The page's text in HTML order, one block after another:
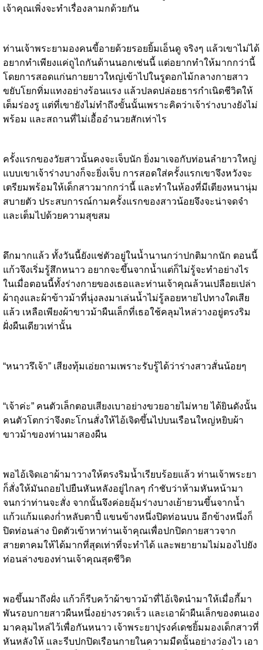
เจ้าคุณเพิ่งจะทำเรื่องลามกด้วยกัน
ท่านเจ้าพระยามองคนขี้อายด้วยรอยยิ้มเอ็นดู จริงๆ แล้วเขาไม่ได้
อยากทำเพียงแค่ถูไถกันด้านนอกเช่นนี้ แต่อยากทำให้มากกว่านี้
โดยการสอดแก่นกายยาวใหญ่เข้าไปในรูดอกไม้กลางกายสาว
ขยับโยกทิ่มแทงอย่างร้อนแรง แล้วปลดปล่อยธารกำเนิดชีวิตให้
เต็มร่องรู แต่ที่เขายังไม่ทำถึงขั้นนั้นเพราะคิดว่าเจ้าร่างบางยังไม่
พร้อม และสถานที่ไม่เอื้ออำนวยสักเท่าไร
ครั้งแรกของวัยสาวนั้นคงจะเจ็บนัก ยิ่งมาเจอกับท่อนลำยาวใหญ่
แบบเขาเจ้าร่างบางก็จะยิ่งเจ็บ การสอดใส่ครั้งแรกเขาจึงหวังจะ
เตรียมพร้อมให้เด็กสาวมากกว่านี้ และทำในห้องที่มีเตียงหนานุ่ม
สบายตัว ประสบการณ์กามครั้งแรกของสาวน้อยจึงจะน่าจดจำ
และเต็มไปด้วยความสุขสม
ดึกมากแล้ว ทั้งวันนี้ยังแช่ตัวอยู่ในน้ำนานกว่าปกติมากนัก ตอนนี้
แก้วจึงเริ่มรู้สึกหนาว อยากจะขึ้นจากน้ำแต่ก็ไม่รู้จะทำอย่างไร
ในเมื่อตอนนี้ทั้งร่างกายของเธอและท่านเจ้าคุณล้วนเปลือยเปล่า
ผ้าถุงและผ้าข้าวม้าที่นุ่งลงมาเล่นน้ำไม่รู้ลอยหายไปทางใดเสีย
แล้ว เหลือเพียงผ้าขาวม้าผืนเล็กที่เธอใช้คลุมไหล่วางอยู่ตรงริม
ฝั่งผืนเดียวเท่านั้น
“หนาวรึเจ้า” เสียงทุ้มเอ่ยถามเพราะรับรู้ได้ว่าร่างสาวสั่นน้อยๆ
“เจ้าค่ะ” คนตัวเล็กตอบเสียงเบาอย่างขวยอายไม่หาย ได้ยินดังนั้น
คนตัวโตกว่าจึงตะโกนสั่งให้ไอ้เจิดขึ้นไปบนเรือนใหญ่หยิบผ้า
ขาวม้าของท่านมาสองผืน
พอไอ้เจิดเอาผ้ามาวางให้ตรงริมน้ำเรียบร้อยแล้ว ท่านเจ้าพระยา
ก็สั่งให้มันถอยไปยืนหันหลังอยู่ไกลๆ กำชับว่าห้ามหันหน้ามา
จนกว่าท่านจะสั่ง จากนั้นจึงค่อยอุ้มร่างบางเย้ายวนขึ้นจากน้ำ
แก้วแก้มแดงก่ำหลับตาปี๋ แขนข้างหนึ่งปิดท่อนบน อีกข้างหนึ่งก็
ปิดท่อนล่าง บิดตัวเข้าหาท่านเจ้าคุณเพื่อปกปิดกายสาวจาก
สายตาคมให้ได้มากที่สุดเท่าที่จะทำได้ และพยายามไม่มองไปยัง
ท่อนล่างของท่านเจ้าคุณสุดชีวิต
พอขึ้นมาถึงฝั่ง แก้วก็รีบคว้าผ้าขาวม้าที่ไอ้เจิดนำมาให้เมื่อกี้มา
พันรอบกายสาวผืนหนึ่งอย่างรวดเร็ว และเอาผ้าผืนเล็กของตนเอง
มาคลุมไหล่ไว้เพื่อกันหนาว เจ้าพระยาปุรงค์เดชยิ้มมองเด็กสาวที่
หันหลังให้ และรีบปกปิดเรือนกายในความมืดนั้นอย่างว่องไว เอา